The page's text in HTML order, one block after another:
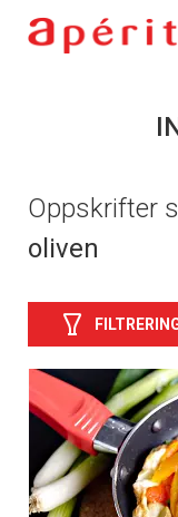
Oppskrifter
oliven